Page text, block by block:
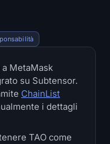
MetaMask
su Subtensor.
ChainList
i dettagli
TAO come